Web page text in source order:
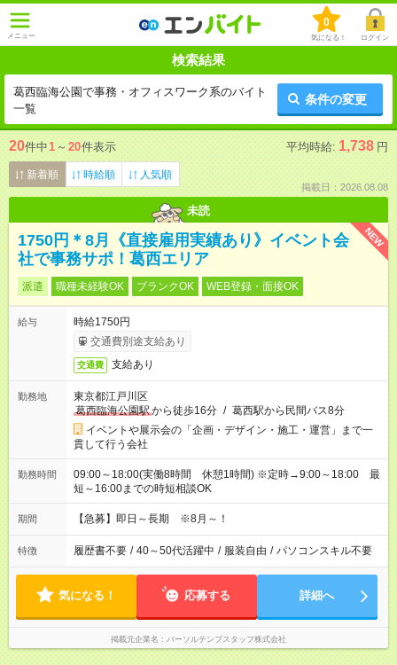
メニュー
0
気になる！ ログイン
検索結果
葛西臨海公園で事務・オフィスワーク系のバイト
一覧
条件の変更
20件中1 ～ 20件表示 平均時給: 1,738 円
新着順 時給順 人気順
掲載日：2026.08.08
未読
NEW
1750円＊8月《直接雇用実績あり》イベント会
社で事務サポ！葛西エリア
派遣 職種未経験OK ブランクOK WEB登録・面接OK
給与
時給1750円
交通費別途支給あり
交通費 支給あり
勤務地
東京都江戸川区
葛西臨海公園駅から徒歩16分 / 葛西駅から民間バス8分
イベントや展示会の「企画・デザイン・施工・運営」まで一
貫して行う会社
勤務時間
09:00～18:00(実働8時間 休憩1時間) ※定時→9:00～18:00 最
短～16:00までの時短相談OK
期間 【急募】即日～長期 ※8月～！
特徴 履歴書不要 / 40～50代活躍中 / 服装自由 / パソコンスキル不要
気になる！ 応募する 詳細へ
掲載元企業名 パーソルテンプスタッフ株式会社